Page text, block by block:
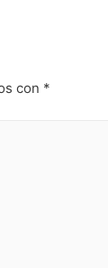
con *